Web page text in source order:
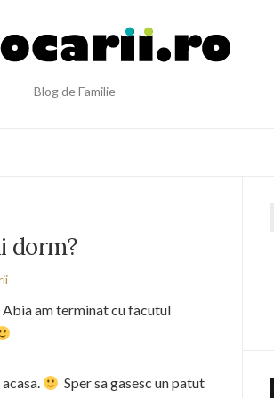
Blog de Familie
dorm?
am terminat cu facutul
Sper sa gasesc un patut